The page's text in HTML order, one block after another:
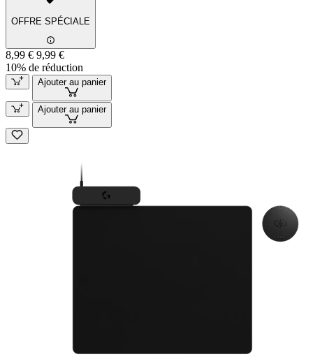
OFFRE SPÉCIALE
8,99 € 9,99 €
10% de réduction
Ajouter au panier
Ajouter au panier